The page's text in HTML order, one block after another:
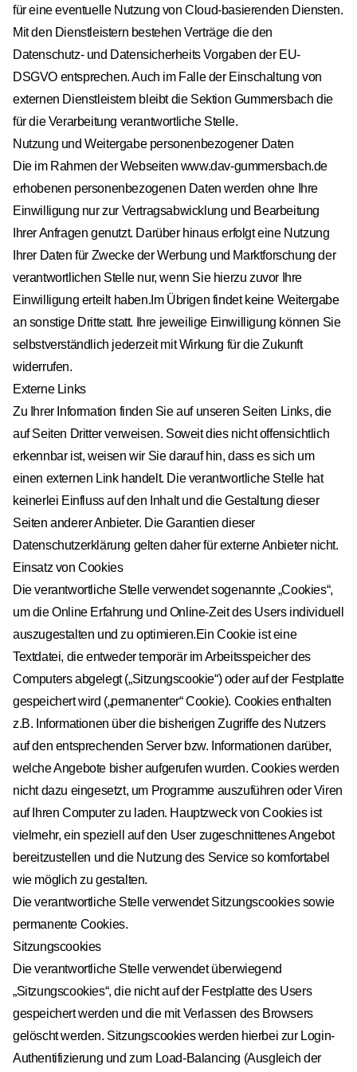
für eine eventuelle Nutzung von Cloud-basierenden Diensten.
Mit den Dienstleistern bestehen Verträge die den
Datenschutz- und Datensicherheits Vorgaben der EU-
DSGVO entsprechen. Auch im Falle der Einschaltung von
externen Dienstleistern bleibt die Sektion Gummersbach die
für die Verarbeitung verantwortliche Stelle.
Nutzung und Weitergabe personenbezogener Daten
Die im Rahmen der Webseiten www.dav-gummersbach.de
erhobenen personenbezogenen Daten werden ohne Ihre
Einwilligung nur zur Vertragsabwicklung und Bearbeitung
Ihrer Anfragen genutzt. Darüber hinaus erfolgt eine Nutzung
Ihrer Daten für Zwecke der Werbung und Marktforschung der
verantwortlichen Stelle nur, wenn Sie hierzu zuvor Ihre
Einwilligung erteilt haben.Im Übrigen findet keine Weitergabe
an sonstige Dritte statt. Ihre jeweilige Einwilligung können Sie
selbstverständlich jederzeit mit Wirkung für die Zukunft
widerrufen.
Externe Links
Zu Ihrer Information finden Sie auf unseren Seiten Links, die
auf Seiten Dritter verweisen. Soweit dies nicht offensichtlich
erkennbar ist, weisen wir Sie darauf hin, dass es sich um
einen externen Link handelt. Die verantwortliche Stelle hat
keinerlei Einfluss auf den Inhalt und die Gestaltung dieser
Seiten anderer Anbieter. Die Garantien dieser
Datenschutzerklärung gelten daher für externe Anbieter nicht.
Einsatz von Cookies
Die verantwortliche Stelle verwendet sogenannte „Cookies“,
um die Online Erfahrung und Online-Zeit des Users individuell
auszugestalten und zu optimieren.Ein Cookie ist eine
Textdatei, die entweder temporär im Arbeitsspeicher des
Computers abgelegt („Sitzungscookie“) oder auf der Festplatte
gespeichert wird („permanenter“ Cookie). Cookies enthalten
z.B. Informationen über die bisherigen Zugriffe des Nutzers
auf den entsprechenden Server bzw. Informationen darüber,
welche Angebote bisher aufgerufen wurden. Cookies werden
nicht dazu eingesetzt, um Programme auszuführen oder Viren
auf Ihren Computer zu laden. Hauptzweck von Cookies ist
vielmehr, ein speziell auf den User zugeschnittenes Angebot
bereitzustellen und die Nutzung des Service so komfortabel
wie möglich zu gestalten.
Die verantwortliche Stelle verwendet Sitzungscookies sowie
permanente Cookies.
Sitzungscookies
Die verantwortliche Stelle verwendet überwiegend
„Sitzungscookies“, die nicht auf der Festplatte des Users
gespeichert werden und die mit Verlassen des Browsers
gelöscht werden. Sitzungscookies werden hierbei zur Login-
Authentifizierung und zum Load-Balancing (Ausgleich der